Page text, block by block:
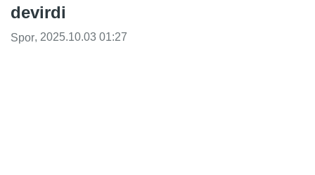
devirdi
Spor, 2025.10.03 01:27